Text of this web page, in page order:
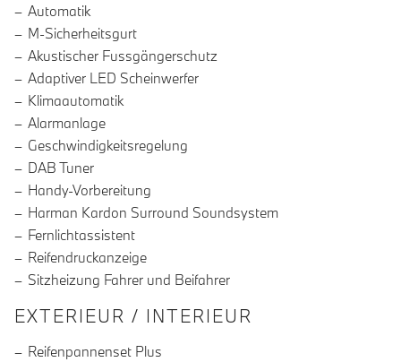
Automatik
M-Sicherheitsgurt
Akustischer Fussgängerschutz
Adaptiver LED Scheinwerfer
Klimaautomatik
Alarmanlage
Geschwindigkeitsregelung
DAB Tuner
Handy-Vorbereitung
Harman Kardon Surround Soundsystem
Fernlichtassistent
Reifendruckanzeige
Sitzheizung Fahrer und Beifahrer
EXTERIEUR / INTERIEUR
Reifenpannenset Plus